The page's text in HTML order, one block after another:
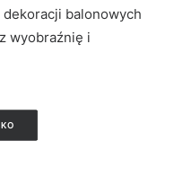
balonowych
wyobraźnię i